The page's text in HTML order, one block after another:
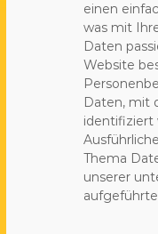
einen
was mit
Daten
Website
Daten, mit
identifiziert
Thema
unserer